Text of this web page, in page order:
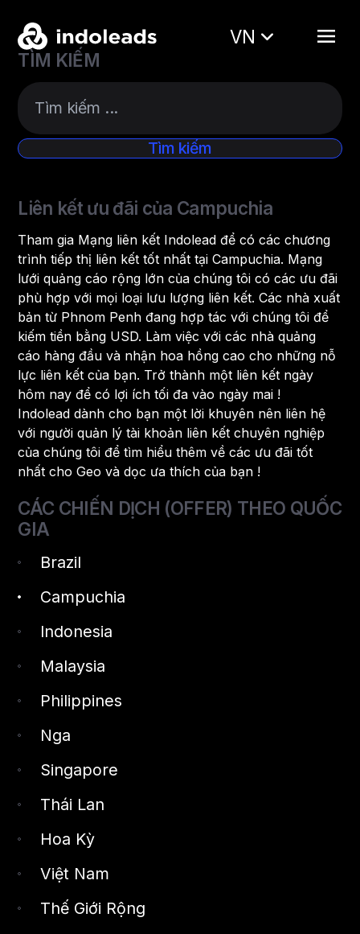
VN
TÌM KIẾM
Liên kết ưu đãi của Campuchia
Tham gia Mạng liên kết Indolead để có các chương
trình tiếp thị liên kết tốt nhất tại Campuchia. Mạng
lưới quảng cáo rộng lớn của chúng tôi có các ưu đãi
phù hợp với mọi loại lưu lượng liên kết. Các nhà xuất
bản từ Phnom Penh đang hợp tác với chúng tôi để
kiếm tiền bằng USD. Làm việc với các nhà quảng
cáo hàng đầu và nhận hoa hồng cao cho những nỗ
lực liên kết của bạn. Trở thành một liên kết ngày
hôm nay để có lợi ích tối đa vào ngày mai !
Indolead dành cho bạn một lời khuyên nên liên hệ
với người quản lý tài khoản liên kết chuyên nghiệp
của chúng tôi để tìm hiểu thêm về các ưu đãi tốt
nhất cho Geo và dọc ưa thích của bạn !
CÁC CHIẾN DỊCH (OFFER) THEO QUỐC
GIA
Brazil
Campuchia
Indonesia
Malaysia
Philippines
Nga
Singapore
Thái Lan
Hoa Kỳ
Việt Nam
Thế Giới Rộng